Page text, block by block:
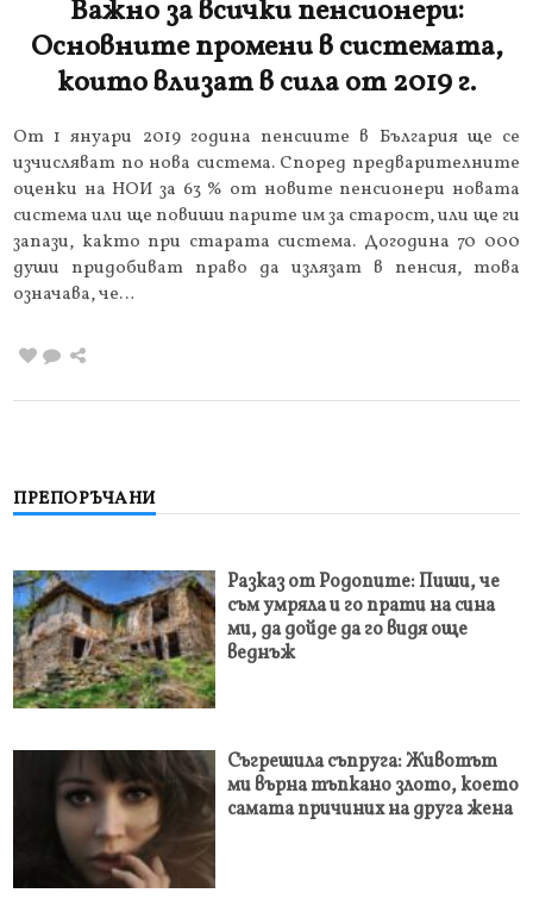
Важно за всички пенсионери:
Основните промени в системата,
които влизат в сила от 2019 г.
От 1 януари 2019 година пенсиите в България ще се
изчисляват по нова система. Според предварителните
оценки на НОИ за 63 % от новите пенсионери новата
система или ще повиши парите им за старост, или ще ги
запази, както при старата система. Догодина 70 000
души придобиват право да излязат в пенсия, това
означава, че…
ПРЕПОРЪЧАНИ
Разказ от Родопите: Пиши, че
съм умряла и го прати на сина
ми, да дойде да го видя още
веднъж
Съгрешила съпруга: Животът
ми върна тъпкано злото, което
самата причиних на друга жена